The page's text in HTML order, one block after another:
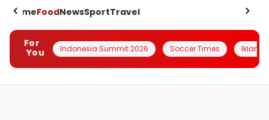
HomeFoodNewsSportTravel
For
You
Indonesia Summit 2026 Soccer Times Iklanin